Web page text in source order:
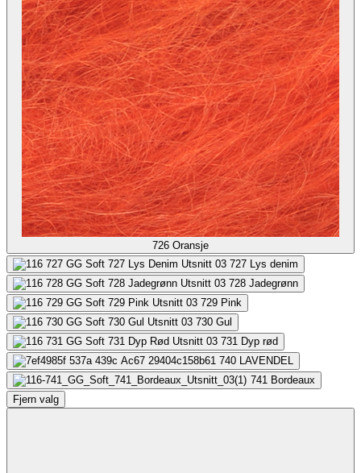
726 Oransje
727 Lys denim
728 Jadegrønn
729 Pink
730 Gul
731 Dyp rød
740 LAVENDEL
741 Bordeaux
Fjern valg